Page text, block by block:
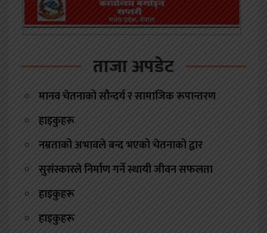
ताजा अपडेट
मानव चेतनाको सौन्दर्य र सामाजिक रूपान्तरण
हाइकुहरू
नम्रताको अभावले बन्द भएको चेतनाको द्वार
सुसंस्कारले निर्माण गर्ने स्थायी जीवन सफलता
हाइकुहरू
हाइकुहरू